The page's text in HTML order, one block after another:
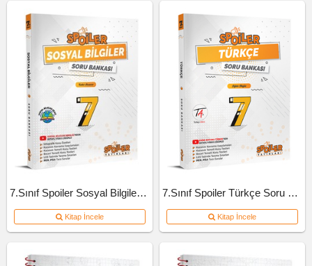
7.Sınıf Spoiler Sosyal Bilgiler Soru Bankası
Kitap İncele
7.Sınıf Spoiler Türkçe Soru Bankası
Kitap İncele